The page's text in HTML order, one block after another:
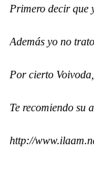
Primero decir que
Además yo no
Por cierto
Te recomiendo su
http://